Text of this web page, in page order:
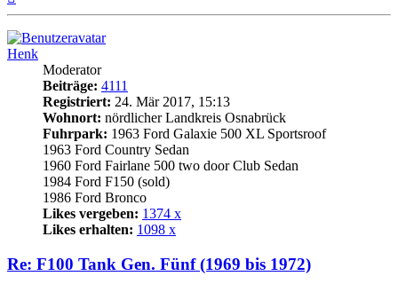
Henk
Moderator
Beiträge: 4111
Registriert: 24. Mär 2017, 15:13
Wohnort: nördlicher Landkreis Osnabrück
Fuhrpark: 1963 Ford Galaxie 500 XL Sportsroof
1963 Ford Country Sedan
1960 Ford Fairlane 500 two door Club Sedan
1984 Ford F150 (sold)
1986 Ford Bronco
Likes vergeben: 1374 x
Likes erhalten: 1098 x
Re: F100 Tank Gen. Fünf (1969 bis 1972)